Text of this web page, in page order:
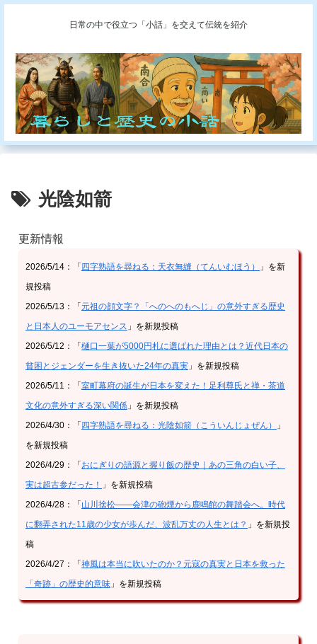
日常の中で役立つ「小話」を交えて伝統を紹介
光陰如箭
更新情報
2026/5/14：「 四字熟語を尋ねる：天衣無縫（てんいむほう）
」を新
規投稿
2026/5/13：「 元祖の顔文字？「へのへのもへじ」の意外すぎる歴史
と日本人のユーモアセンス 」を新規投稿
2026/5/12：「 樋口一葉が5000円札に選ばれた理由とは？近代日本の
貧困とジェンダーを生き抜いた24年の真実 」を新規投稿
2026/5/11：「 室町幕府の誕生が日本を変えた！足利尊氏と禅・茶道
文化の意外すぎる深い関係 」を新規投稿
2026/4/30：「 四字熟語を尋ねる：光陰如箭（こういんじょぜん）
」
を新規投稿
2026/4/29：「 おにぎりの語源と握り飯の歴史｜あの三角の白い子、
実は超古参だった！
」を新規投稿
2026/4/28：「 山川捨松——会津の砲煙から鹿鳴館の舞踏会へ。時代
に翻弄された11歳の少女が歩んだ、波乱万丈の人生とは？ 」を新規投
稿
2026/4/27：「 神風は本当に吹いたのか？元寇の真実と日本を救った
「奇跡」の歴史的意味 」を新規投稿